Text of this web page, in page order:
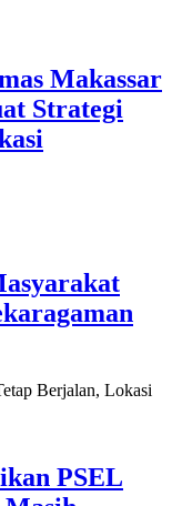
Makassar
Strategi
PSEL